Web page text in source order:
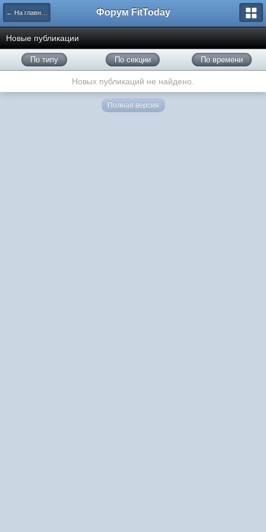
← На главную Форум FitToday
Новые публикации
По типу По секции По времени
Новых публикаций не найдено.
Полная версия